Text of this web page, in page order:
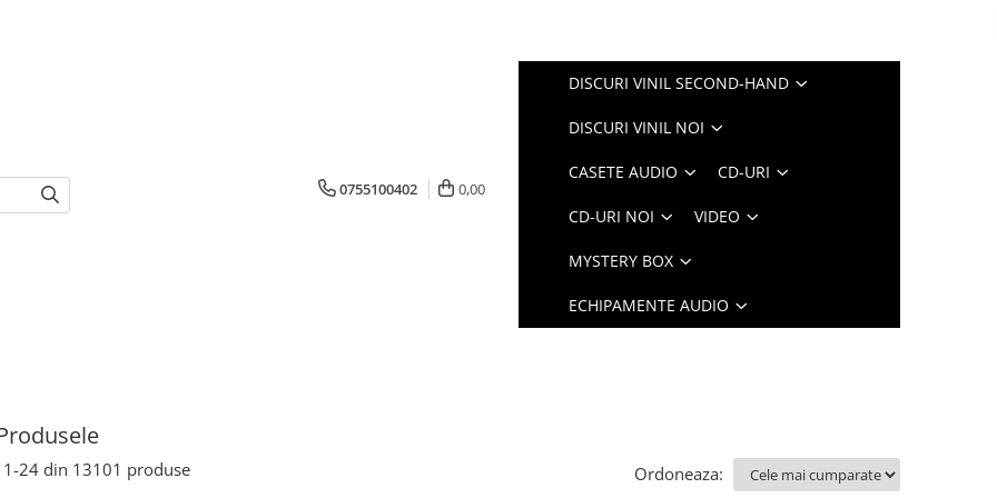
0755100402 0,00
DISCURI VINIL SECOND-HAND
DISCURI VINIL NOI
CASETE AUDIO CD-URI
CD-URI NOI VIDEO
MYSTERY BOX
ECHIPAMENTE AUDIO
1-24 din 13101 produse Ordoneaza: